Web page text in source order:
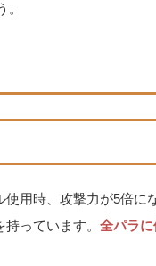
用時、攻撃力が5倍に
っています。 全パラ